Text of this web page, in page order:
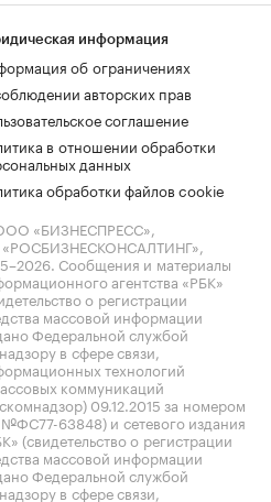
информация
об ограничениях
авторских прав
соглашение
в отношении обработки
данных
обработки файлов cookie
«БИЗНЕСПРЕСС»,
. Сообщения и материалы
агентства «РБК»
о регистрации
массовой информации
Федеральной службой
в сфере связи,
технологий
коммуникаций
09.12.2015 за номером
63848) и сетевого издания
(свидетельство о регистрации
массовой информации
Федеральной службой
в сфере связи,